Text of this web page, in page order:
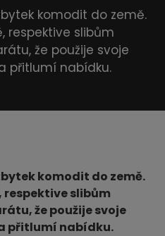
komodit do země.
respektive slibům
že použije svoje
přitlumí nabídku.
komodit do země.
respektive slibům
že použije svoje
přitlumí nabídku.